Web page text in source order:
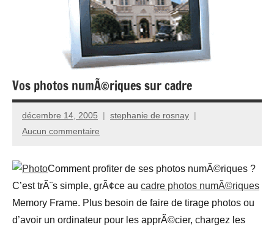
Vos photos numÃ©riques sur cadre
décembre 14, 2005
stephanie de rosnay
Aucun commentaire
Comment profiter de ses photos numÃ©riques ?
C’est trÃ¨s simple, grÃ¢ce au cadre photos numÃ©riques
Memory Frame. Plus besoin de faire de tirage photos ou
d’avoir un ordinateur pour les apprÃ©cier, chargez les